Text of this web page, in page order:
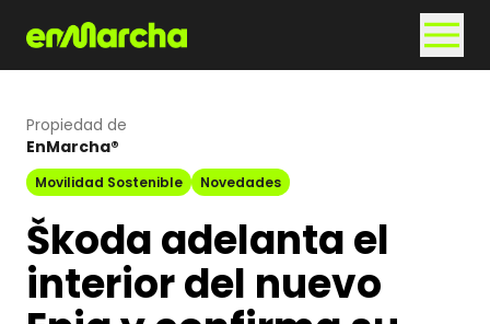
Propiedad de
EnMarcha®
Movilidad Sostenible Novedades
Škoda adelanta el
interior del nuevo